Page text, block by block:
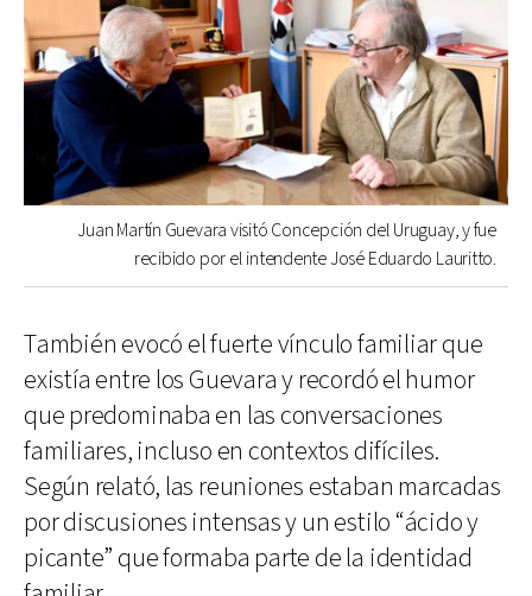
Juan Martín Guevara visitó Concepción del Uruguay, y fue
recibido por el intendente José Eduardo Lauritto.
También evocó el fuerte vínculo familiar que
existía entre los Guevara y recordó el humor
que predominaba en las conversaciones
familiares, incluso en contextos difíciles.
Según relató, las reuniones estaban marcadas
por discusiones intensas y un estilo “ácido y
picante” que formaba parte de la identidad